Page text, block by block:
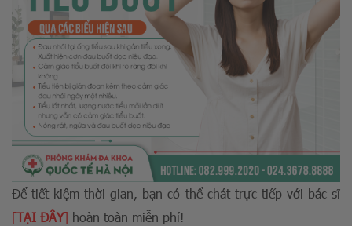
Để tiết kiệm thời gian, bạn có thể chát trực tiếp với bác sĩ
[TẠI ĐÂY] hoàn toàn miễn phí!